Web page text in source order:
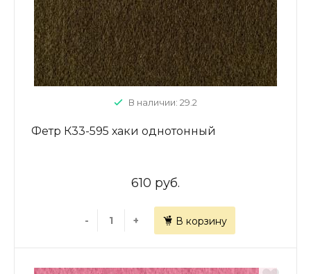
В наличии: 29.2
Фетр К33-595 хаки однотонный
610 руб.
- + В корзину